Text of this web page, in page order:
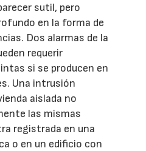
sutil, pero
en la forma de
Dos alarmas de la
requerir
si se producen en
Una intrusión
aislada no
las mismas
registrada en una
o en un edificio con